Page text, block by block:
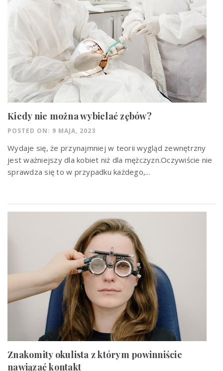
Kiedy nie można wybielać zębów?
POSTED ON: 9 MAJA, 2023
Wydaje się, że przynajmniej w teorii wygląd zewnętrzny
jest ważniejszy dla kobiet niż dla mężczyzn.Oczywiście nie
sprawdza się to w przypadku każdego,...
Znakomity okulista z którym powinniście
nawiązać kontakt